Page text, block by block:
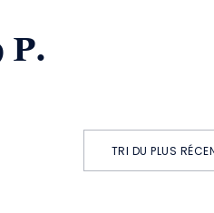
P.
TRI DU PLUS